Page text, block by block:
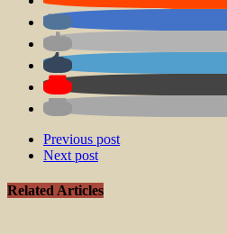
Previous post
Next post
Related Articles